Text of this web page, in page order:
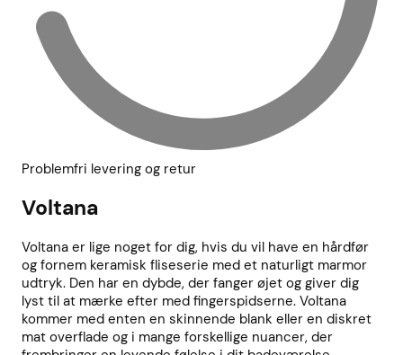
Problemfri levering og retur
Voltana
Voltana er lige noget for dig, hvis du vil have en hårdfør
og fornem keramisk fliseserie med et naturligt marmor
udtryk. Den har en dybde, der fanger øjet og giver dig
lyst til at mærke efter med fingerspidserne. Voltana
kommer med enten en skinnende blank eller en diskret
mat overflade og i mange forskellige nuancer, der